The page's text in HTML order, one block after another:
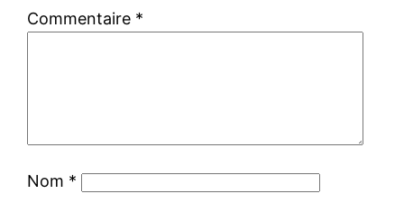
Commentaire *
Nom *